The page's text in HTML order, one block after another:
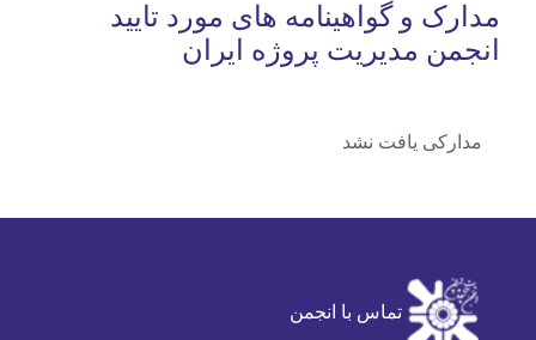
مدارک و گواهینامه های مورد تایید
انجمن مدیریت پروژه ایران
مدارکی یافت نشد
تماس با انجمن